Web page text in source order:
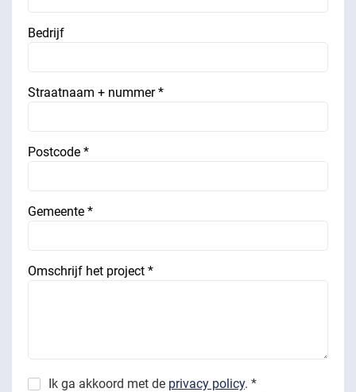
Bedrijf
Straatnaam + nummer *
Postcode *
Gemeente *
Omschrijf het project *
Ik ga akkoord met de privacy policy. *